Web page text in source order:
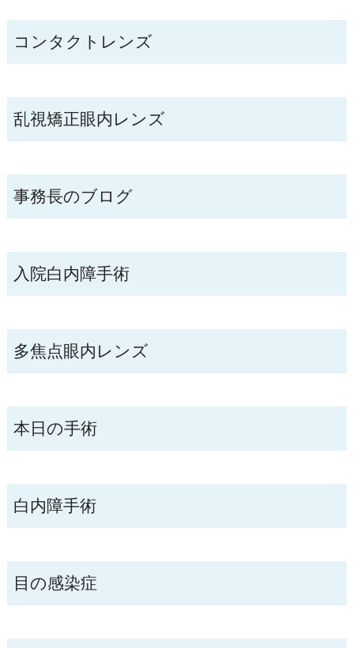
コンタクトレンズ
乱視矯正眼内レンズ
事務長のブログ
入院白内障手術
多焦点眼内レンズ
本日の手術
白内障手術
目の感染症